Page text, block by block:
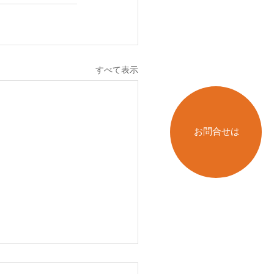
お問合せは
すべて表示
日(木曜日）の貨物船の